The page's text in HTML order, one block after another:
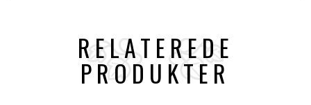
RELATEREDE
PRODUKTER